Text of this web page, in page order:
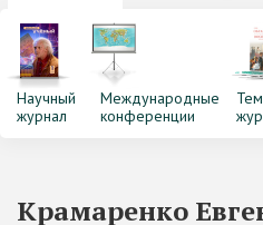
Научный
журнал
Международные
конференции
Крамаренко